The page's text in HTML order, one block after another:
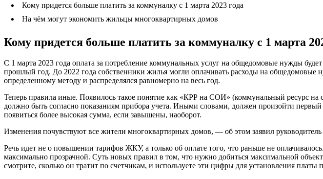
Кому придется больше платить за коммуналку с 1 марта 2023 года
На чём могут экономить жильцы многоквартирных домов
Кому придется больше платить за коммуналку с 1 марта
С 1 марта 2023 года оплата за потребление коммунальных услуг на общедомовые нужды
прошлый год. До 2022 года собственники жилья могли оплачивать расходы на
определенному методу и распределялся равномерно на весь год.
Теперь правила иные. Появилось такое понятие как «КРР на СОИ» (коммунальный ресурс
должно быть согласно показаниям прибора учета. Иными словами, должен произойти
появиться более высокая сумма, если завышены, наоборот.
Изменения почувствуют все жители многоквартирных домов, — об этом заявил
Речь идет не о повышении тарифов ЖКУ, а только об оплате того, что раньше не
максимально прозрачной. Суть новых правил в том, что нужно добиться максимальной
смотрите, сколько он тратит по счетчикам, и используете эти цифры для установления